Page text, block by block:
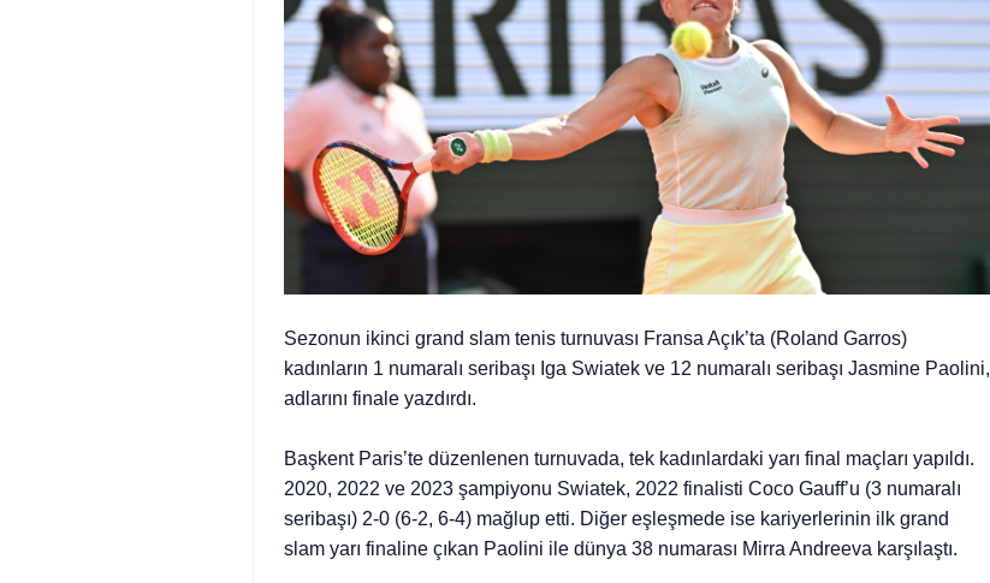
Sezonun ikinci grand slam tenis turnuvası Fransa Açık’ta (Roland Garros)
kadınların 1 numaralı seribaşı Iga Swiatek ve 12 numaralı seribaşı Jasmine Paolini,
adlarını finale yazdırdı.
Başkent Paris’te düzenlenen turnuvada, tek kadınlardaki yarı final maçları yapıldı.
2020, 2022 ve 2023 şampiyonu Swiatek, 2022 finalisti Coco Gauff’u (3 numaralı
seribaşı) 2-0 (6-2, 6-4) mağlup etti. Diğer eşleşmede ise kariyerlerinin ilk grand
slam yarı finaline çıkan Paolini ile dünya 38 numarası Mirra Andreeva karşılaştı.